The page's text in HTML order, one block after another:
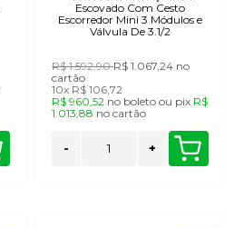
Escovado Com Cesto
Escorredor Mini 3 Módulos e
Válvula De 3.1/2
R$ 1.592,90R$ 1.067,24 no
cartão
10x R$ 106,72
R$ 960,52 no boleto ou pix R$
1.013,88 nocartão
- +